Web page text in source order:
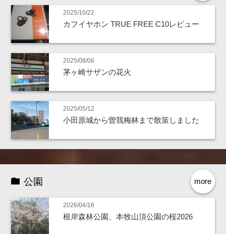
2025/10/22
カフイヤホン TRUE FREE C10レビュー
2025/08/06
茅ヶ崎サザンの花火
2025/05/12
小田原城から曽我梅林まで散策しました
more
公園
2026/04/16
根岸森林公園、本牧山頂公園の桜2026